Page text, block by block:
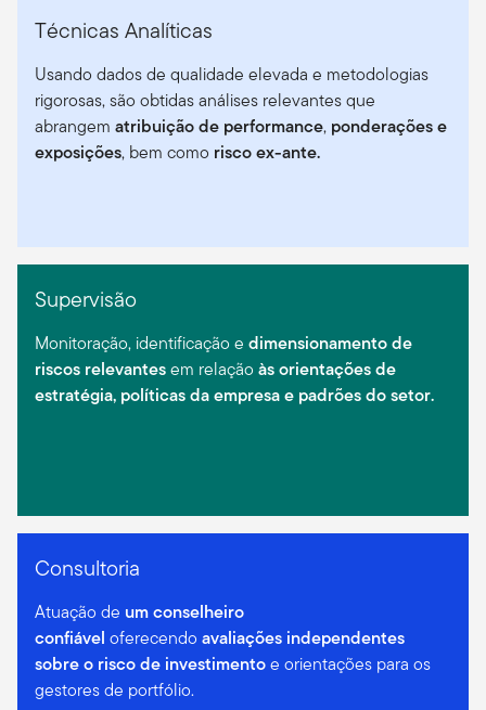
Técnicas Analíticas
Usando dados de qualidade elevada e metodologias
rigorosas, são obtidas análises relevantes que
abrangem atribuição de performance, ponderações e
exposições, bem como risco ex-ante.
Supervisão
Monitoração, identificação e dimensionamento de
riscos relevantesem relação às orientações de
estratégia, políticas da empresa e padrões do setor.
Consultoria
Atuação de um conselheiro
confiável oferecendo avaliações independentes
sobre o risco de investimentoe orientações para os
gestores de portfólio.